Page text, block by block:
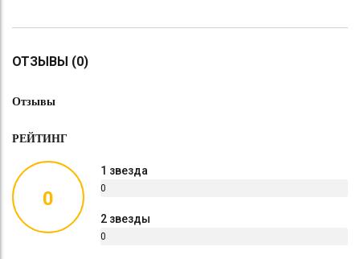
ОТЗЫВЫ (0)
Отзывы
РЕЙТИНГ
0
1 звезда
0
2 звезды
0